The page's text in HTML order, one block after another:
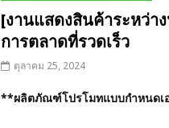
[งานแสดงสินค้าระหว่า
การตลาดที่รวดเร็ว
ตุลาคม 25, 2024
**ผลิตภัณฑ์โปรโมทแบบกำหนดเ